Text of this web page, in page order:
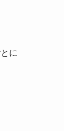
に